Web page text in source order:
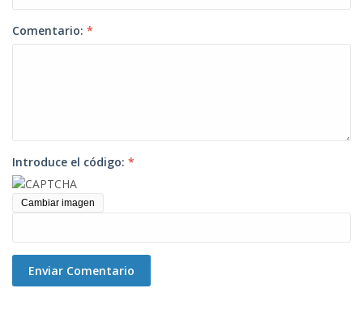
Comentario: *
Introduce el código: *
Cambiar imagen
Enviar Comentario